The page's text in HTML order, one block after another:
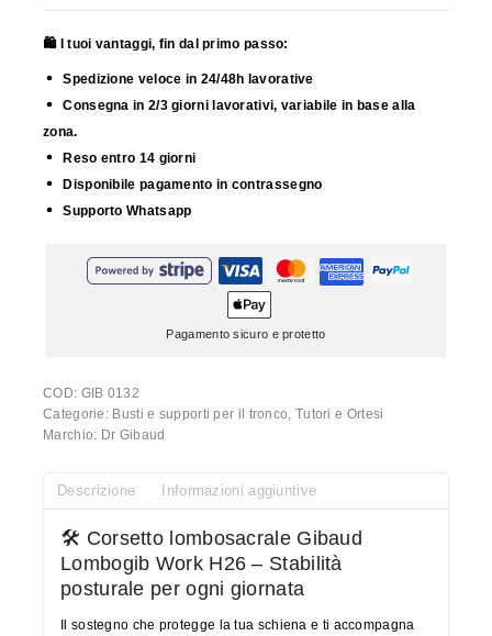
🛍️ I tuoi vantaggi, fin dal primo passo:
Spedizione veloce in 24/48h lavorative
Consegna in 2/3 giorni lavorativi, variabile in base alla
zona.
Reso entro 14 giorni
Disponibile pagamento in contrassegno
Supporto Whatsapp
Pagamento sicuro e protetto
COD: GIB 0132
Categorie: Busti e supporti per il tronco Tutori e Ortesi
Marchio: Dr Gibaud
Descrizione Informazioni aggiuntive
🛠️ Corsetto lombosacrale Gibaud
Lombogib Work H26 – Stabilità
posturale per ogni giornata
Il sostegno che protegge la tua schiena e ti accompagna